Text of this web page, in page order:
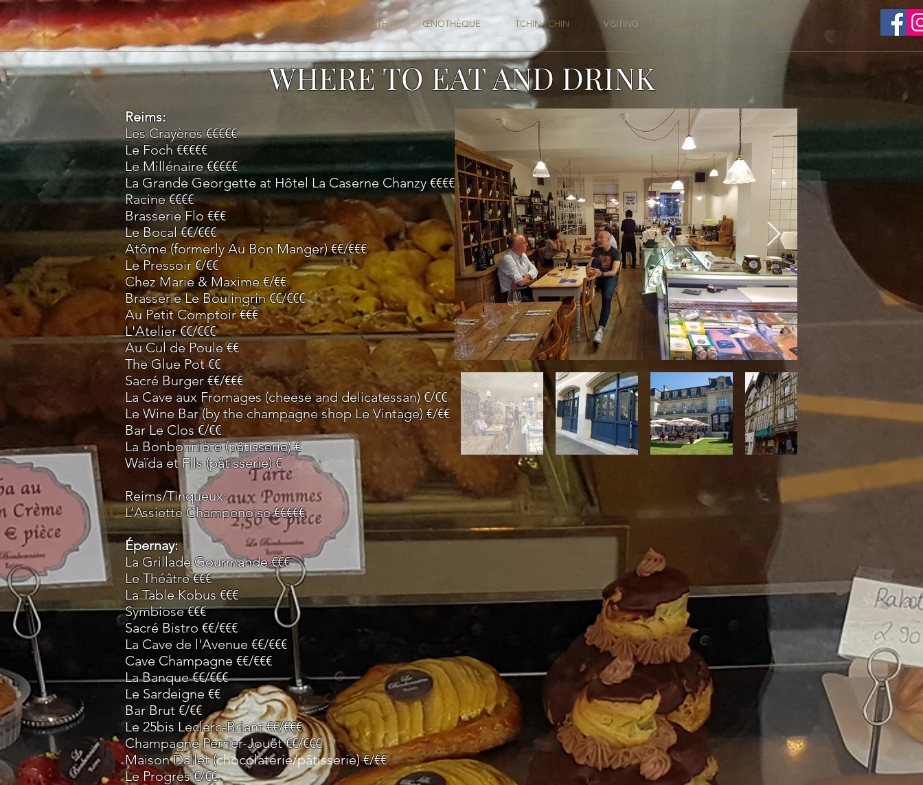
HOME BLOG CHAMPAGNE OF THE MONTH ŒNOTHÈQUE TCHIN TCHIN VISITING EVENTS CONTACT
WHERE TO EAT AND DRINK
Reims:
Les Crayères €€€€€
Le Foch €€€€€
Le Millénaire €€€€€
La Grande Georgette at Hôtel La Caserne Chanzy €€€€€
Racine €€€€
Brasserie Flo €€€
Le Bocal €€/€€€
Atôme (formerly Au Bon Manger) €€/€€€
Le Pressoir€/€€
Chez Marie & Maxime€/€€
Brasserie Le Boulingrin €€/€€€
Au Petit Comptoir €€€
L'Atelier €€/€€€
Au Cul de Poule €€
The Glue Pot €€
Sacré Burger €€/€€€
La Cave aux Fromages (cheese and delicatessan) €/€€
Le Wine Bar (by the champagne shop Le Vintage) €/€€
Bar Le Clos €/€€
La Bonbonnière (pâtisserie) €
Waïda et Fils (pâtisserie) €
Reims/Tinqueux:
L’Assiette Champenoise €€€€€
Épernay:
La Grillade Gourmande €€€
Le Théâtre €€€
La Table Kobus €€€
Symbiose €€€
Sacré Bistro €€/€€€
La Cave de l'Avenue €€/€€€
Cave Champagne €€/€€€
La Banque €€/€€€
Le Sardeigne €€
Bar Brut €/€€
Le 25bis Leclerc-Briant€€/€€€
Champagne Perrier-Jouët €€/€€€
Maison Dallet (chocolaterie/pâtisserie)€/€€
Le Progres€/€€